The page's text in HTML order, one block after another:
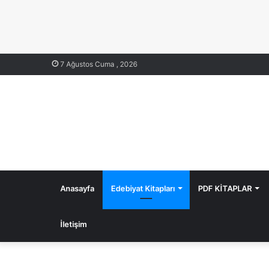
7 Ağustos Cuma , 2026
Anasayfa Edebiyat Kitapları PDF KİTAPLAR
İletişim